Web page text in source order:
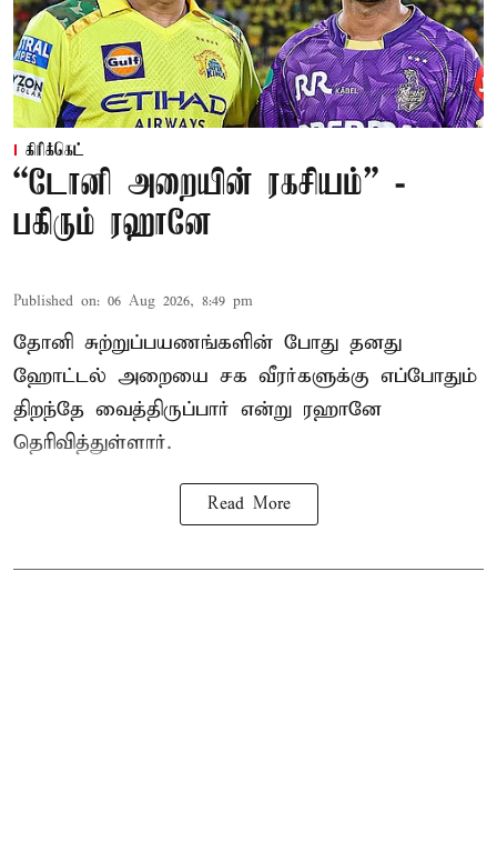
கிரிக்கெட்
“டோனி அறையின் ரகசியம்” -
பகிரும் ரஹானே
Published on: 06 Aug 2026, 8:49 pm
தோனி சுற்றுப்பயணங்களின் போது தனது
ஹோட்டல் அறையை சக வீரர்களுக்கு எப்போதும்
திறந்தே வைத்திருப்பார் என்று ரஹானே
தெரிவித்துள்ளார்.
Read More